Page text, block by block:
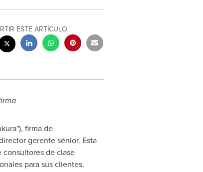
ESTE ARTÍCULO
firma de
gerente sénior. Esta
de clase
para sus clientes.